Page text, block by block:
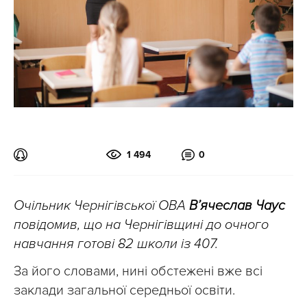
1 494 0
Очільник Чернігівської ОВА В’ячеслав Чаус
повідомив, що на Чернігівщині до очного
навчання готові 82 школи із 407.
За його словами, нині обстежені вже всі
заклади загальної середньої освіти.